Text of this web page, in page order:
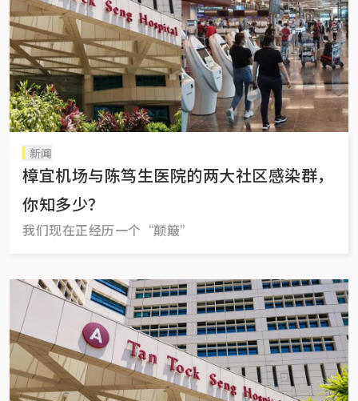
新闻
樟宜机场与陈笃生医院的两大社区感染群，
你知多少？
我们现在正经历一个“颠簸”